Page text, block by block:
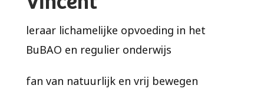
leraar lichamelijke opvoeding in het
BuBAO en regulier onderwijs
fan van natuurlijk en vrij bewegen